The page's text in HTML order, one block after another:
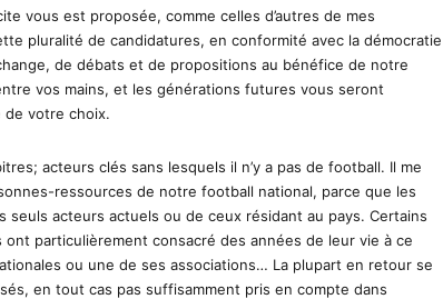
vous est proposée, comme celles d’autres de mes
pluralité de candidatures, en conformité avec la démocratie
de débats et de propositions au bénéfice de notre
vos mains, et les générations futures vous seront
de votre choix.
acteurs clés sans lesquels il n’y a pas de football. Il me
ressources de notre football national, parce que les
acteurs actuels ou de ceux résidant au pays. Certains
ont particulièrement consacré des années de leur vie à ce
ou une de ses associations… La plupart en retour se
en tout cas pas suffisamment pris en compte dans